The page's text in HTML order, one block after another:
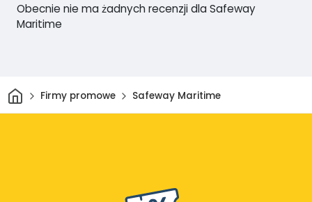
Obecnie nie ma żadnych recenzji dla Safeway
Maritime
DomFirmy promowe Safeway Maritime